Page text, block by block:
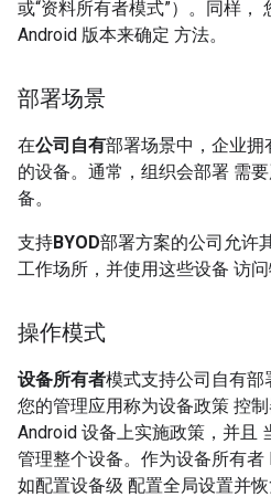
或“资料所有者模式”）。同样，
Android 版本来确定 方法。
部署场景
在公司自有部署场景中，企业拥
的设备。通常，组织会部署 需
备。
支持BYOD部署方案的公司允许
工作场所，并使用这些设备 访问
操作模式
设备所有者模式支持公司自有部
您的管理应用称为设备政策 控
Android 设备上实施政策，并且
管理整个设备。作为设备所有者
如配置设备级 配置全局设置并恢